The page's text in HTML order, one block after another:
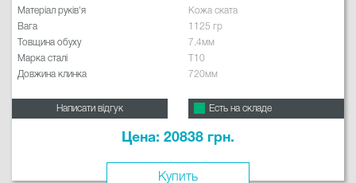
Матеріал руків'я
Кожа ската
Вага
1125 гр
Товщина обуху
7.4мм
Марка сталі
T10
Довжина клинка
720мм
Написати відгук Есть на складе
Цена: 20838 грн.
Купить